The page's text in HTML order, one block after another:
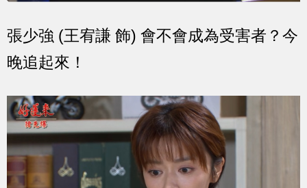
張少強 (王宥謙 飾) 會不會成為受害者？今
晚追起來！